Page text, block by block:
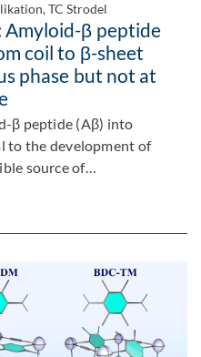
TC Strodel
Amyloid-β peptide
coil to β-sheet
phase but not at
β peptide (Aβ) into
to the development of
source of…